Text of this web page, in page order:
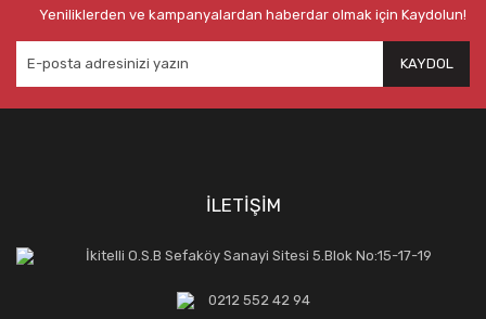
Yeniliklerden ve kampanyalardan haberdar olmak için Kaydolun!
KAYDOL
İLETİŞİM
İkitelli O.S.B Sefaköy Sanayi Sitesi 5.Blok No:15-17-19
0212 552 42 94